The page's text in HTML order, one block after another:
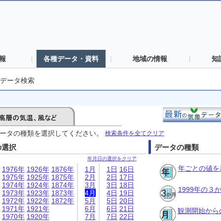
各種データ・資料 地域の情報 知
ータ検索
タの種類を選択してください。 検索条件を全てクリア
択
年月日の選択をクリア
1976年
1975年
1974年
1973年
1972年
1971年
1970年
1926年
1925年
1924年
1923年
1922年
1921年
1920年
1876年
1875年
1874年
1873年
1872年
1月
2月
3月
4月
5月
6月
7月
1日
2日
3日
4日
5日
6日
7日
16日
17日
18日
19日
20日
21日
22日
データの種類
年ごとの値を
1999年の３
観測開始か